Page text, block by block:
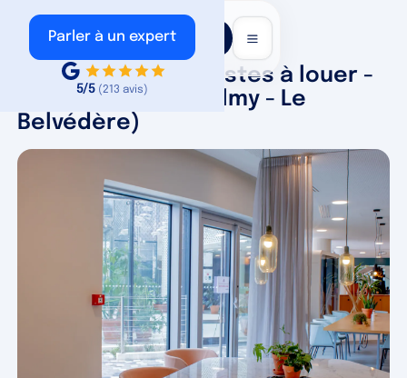
Voir nos
annonces
Bureau privé 66 postes à louer -
Puteaux (Cours Valmy - Le
Belvédère)
Parler à un expert
5/5 (213 avis)